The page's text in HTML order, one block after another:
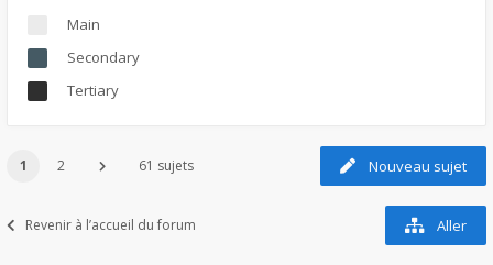
Main
Secondary
Tertiary
Nouveau sujet
1 2 61 sujets
Revenir à l’accueil du forum Aller